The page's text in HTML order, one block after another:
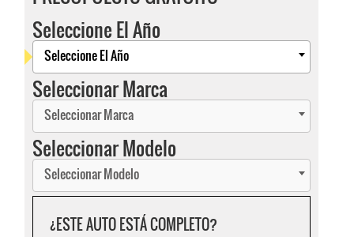
Seleccione El Año
Seleccione El Año
Seleccionar Marca
Seleccionar Marca
Seleccionar Modelo
Seleccionar Modelo
¿ESTE AUTO ESTÁ COMPLETO?